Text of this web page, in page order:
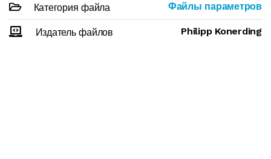
Категория файла Файлы параметров
Издатель файлов Philipp Konerding